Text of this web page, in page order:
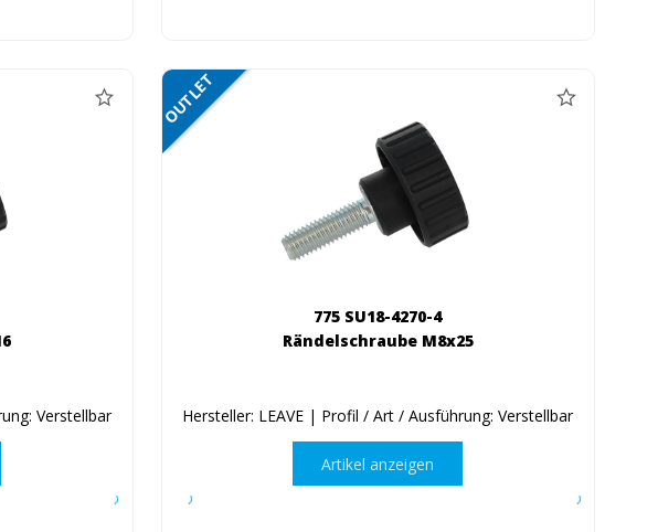
Verstellbar
NETTO
OUTLET
775 SU18-4270-4
Rändelschraube M8x25
Hersteller: LEAVE | Profil / Art / Ausführung: Verstellbar
Artikel anzeigen